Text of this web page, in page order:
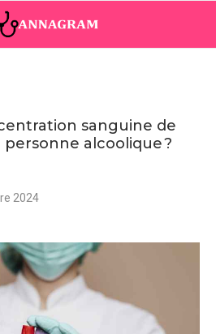
sanguine de
personne alcoolique ?
2024